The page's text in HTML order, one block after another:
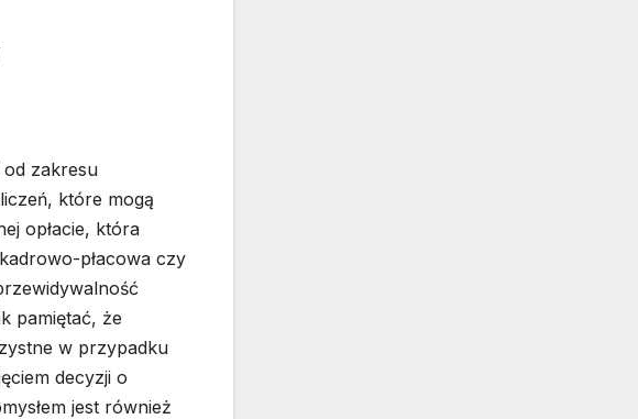
zakresu
które mogą
opłacie, która
płacowa czy
pamiętać, że
w przypadku
decyzji o
jest również